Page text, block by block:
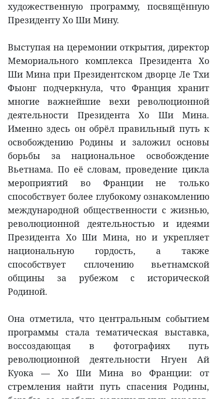
художественную программу, посвящённую
Президенту Хо Ши Мину.
Выступая на церемонии открытия, директор
Мемориального комплекса Президента Хо
Ши Мина при Президентском дворце Ле Тхи
Фыонг подчеркнула, что Франция хранит
многие важнейшие вехи революционной
деятельности Президента Хо Ши Мина.
Именно здесь он обрёл правильный путь к
освобождению Родины и заложил основы
борьбы за национальное освобождение
Вьетнама. По её словам, проведение цикла
мероприятий во Франции не только
способствует более глубокому ознакомлению
международной общественности с жизнью,
революционной деятельностью и идеями
Президента Хо Ши Мина, но и укрепляет
национальную гордость, а также
способствует сплочению вьетнамской
общины за рубежом с исторической
Родиной.
Она отметила, что центральным событием
программы стала тематическая выставка,
воссоздающая в фотографиях путь
революционной деятельности Нгуен Ай
Куока — Хо Ши Мина во Франции: от
стремления найти путь спасения Родины,